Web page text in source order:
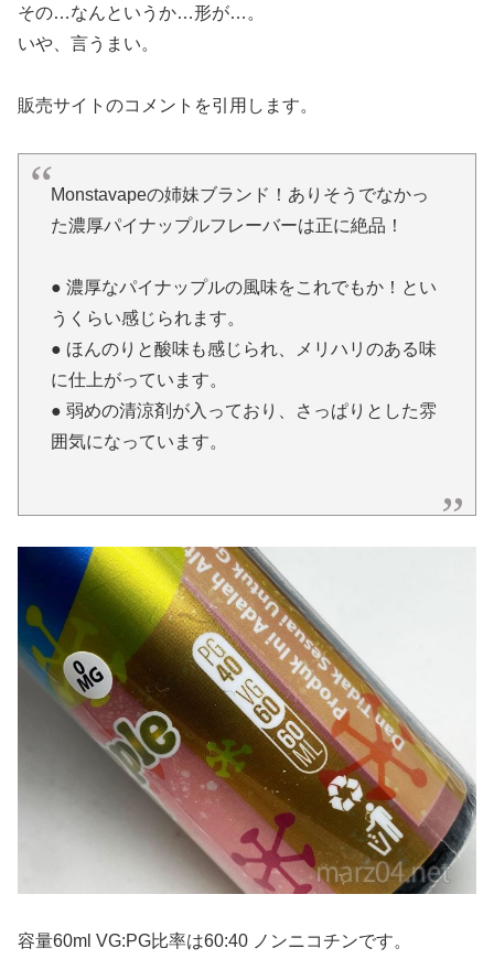
その…なんというか…形が…。
いや、言うまい。
販売サイトのコメントを引用します。
Monstavapeの姉妹ブランド！ありそうでなかっ
た濃厚パイナップルフレーバーは正に絶品！
● 濃厚なパイナップルの風味をこれでもか！とい
うくらい感じられます。
● ほんのりと酸味も感じられ、メリハリのある味
に仕上がっています。
● 弱めの清涼剤が入っており、さっぱりとした雰
囲気になっています。
容量60ml VG:PG比率は60:40 ノンニコチンです。